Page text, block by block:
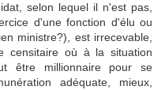
selon lequel il n'est pas,
d'une fonction d'élu ou
ministre?), est irrecevable,
censitaire où à la situation
être millionnaire pour se
adéquate, mieux,